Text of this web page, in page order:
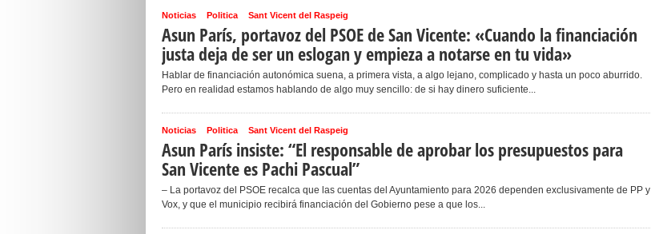
Noticias Politica Sant Vicent del Raspeig
Asun París, portavoz del PSOE de San Vicente: «Cuando la financiación
justa deja de ser un eslogan y empieza a notarse en tu vida»
Hablar de financiación autonómica suena, a primera vista, a algo lejano, complicado y hasta un poco aburrido.
Pero en realidad estamos hablando de algo muy sencillo: de si hay dinero suficiente...
Noticias Politica Sant Vicent del Raspeig
Asun París insiste: “El responsable de aprobar los presupuestos para
San Vicente es Pachi Pascual”
– La portavoz del PSOE recalca que las cuentas del Ayuntamiento para 2026 dependen exclusivamente de PP y
Vox, y que el municipio recibirá financiación del Gobierno pese a que los...